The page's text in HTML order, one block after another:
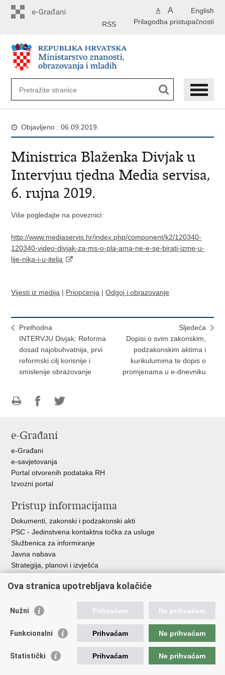
English
A A
Prilagodba pristupačnosti
RSS
Objavljeno : 06.09.2019.
Ministrica Blaženka Divjak u
Intervjuu tjedna Media servisa,
6. rujna 2019.
Više pogledajte na poveznici:
http://www.mediaservis.hr/index.php/component/k2/120340-
120340-video-divjak-za-ms-o-pla-ama-ne-e-se-birati-izme-u-
lije-nika-i-u-itelja
Vijesti iz medija | Priopćenja |Odgoj i obrazovanje
Prethodna
INTERVJU Divjak: Reforma
dosad najobuhvatnija, prvi
reformski cilj korisnije i
smislenije obrazovanje
Sljedeća
Dopisi o svim zakonskim,
podzakonskim aktima i
kurikulumima te dopis o
promjenama u e-dnevniku
FacebookuTwitteru
e-Građani
e-Građani
e-savjetovanja
Portal otvorenih podataka RH
Izvozni portal
Pristup informacijama
Dokumenti, zakonski i podzakonski akti
PSC - Jedinstvena kontaktna točka za usluge
Službenica za informiranje
Javna nabava
Strategija, planovi i izvješća
Korisne poveznice
Vlada RH
ASOO
Ova stranica upotrebljava kolačiće
Nužni Prihvaćam Ne prihvaćam
Funkcionalni Prihvaćam Ne prihvaćam
Statistički Prihvaćam Ne prihvaćam